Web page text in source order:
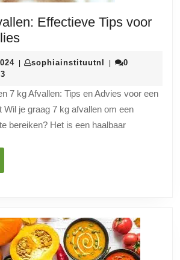
Effectieve Tips voor
Hoe
kg
Effectieve
Tips
voor
06| sophiainstituutnl sophiainstituutnl
|
0
7 kg Afvallen: Tips en Advies voor een
je graag 7 kg afvallen om een
bereiken? Het is een haalbaar